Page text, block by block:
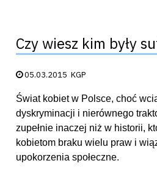
Czy wiesz kim były
Data publikacji:
05.03.2015 KGP
Świat kobiet w Polsce, choć
dyskryminacji i nierównego
zupełnie inaczej niż w historii,
kobietom braku wielu praw i
upokorzenia społeczne.